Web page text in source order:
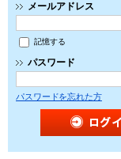
メールアドレス
記憶する
パスワード
パスワードを忘れた方